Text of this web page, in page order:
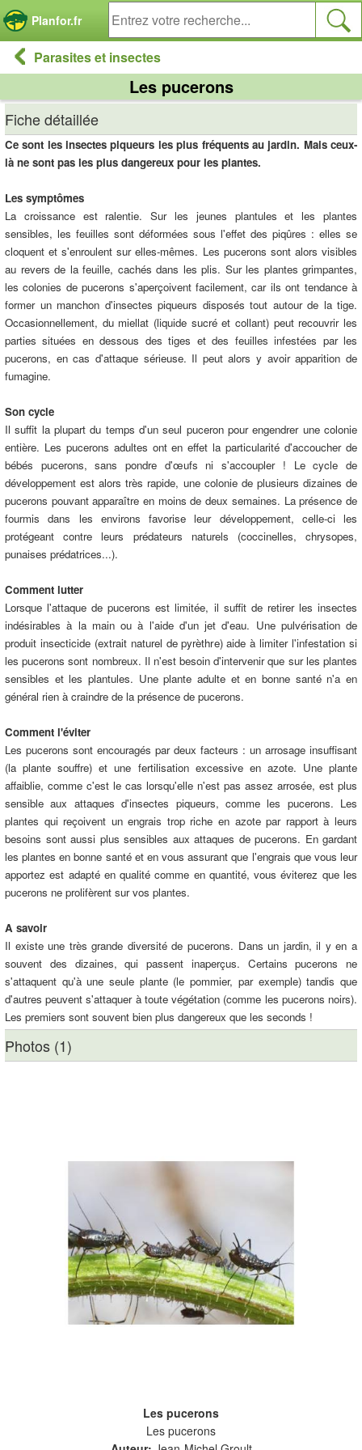
Planfor.fr
Parasites et insectes
Les pucerons
Fiche détaillée
Ce sont les insectes piqueurs les plus fréquents au jardin. Mais ceux-
là ne sont pas les plus dangereux pour les plantes.
Les symptômes
La croissance est ralentie. Sur les jeunes plantules et les plantes
sensibles, les feuilles sont déformées sous l'effet des piqûres : elles se
cloquent et s'enroulent sur elles-mêmes. Les pucerons sont alors visibles
au revers de la feuille, cachés dans les plis. Sur les plantes grimpantes,
les colonies de pucerons s'aperçoivent facilement, car ils ont tendance à
former un manchon d'insectes piqueurs disposés tout autour de la tige.
Occasionnellement, du miellat (liquide sucré et collant) peut recouvrir les
parties situées en dessous des tiges et des feuilles infestées par les
pucerons, en cas d'attaque sérieuse. Il peut alors y avoir apparition de
fumagine.
Son cycle
Il suffit la plupart du temps d'un seul puceron pour engendrer une colonie
entière. Les pucerons adultes ont en effet la particularité d'accoucher de
bébés pucerons, sans pondre d'œufs ni s'accoupler ! Le cycle de
développement est alors très rapide, une colonie de plusieurs dizaines de
pucerons pouvant apparaître en moins de deux semaines. La présence de
fourmis dans les environs favorise leur développement, celle-ci les
protégeant contre leurs prédateurs naturels (coccinelles, chrysopes,
punaises prédatrices...).
Comment lutter
Lorsque l'attaque de pucerons est limitée, il suffit de retirer les insectes
indésirables à la main ou à l'aide d'un jet d'eau. Une pulvérisation de
produit insecticide (extrait naturel de pyrèthre) aide à limiter l'infestation si
les pucerons sont nombreux. Il n'est besoin d'intervenir que sur les plantes
sensibles et les plantules. Une plante adulte et en bonne santé n'a en
général rien à craindre de la présence de pucerons.
Comment l'éviter
Les pucerons sont encouragés par deux facteurs : un arrosage insuffisant
(la plante souffre) et une fertilisation excessive en azote. Une plante
affaiblie, comme c'est le cas lorsqu'elle n'est pas assez arrosée, est plus
sensible aux attaques d'insectes piqueurs, comme les pucerons. Les
plantes qui reçoivent un engrais trop riche en azote par rapport à leurs
besoins sont aussi plus sensibles aux attaques de pucerons. En gardant
les plantes en bonne santé et en vous assurant que l'engrais que vous leur
apportez est adapté en qualité comme en quantité, vous éviterez que les
pucerons ne prolifèrent sur vos plantes.
A savoir
Il existe une très grande diversité de pucerons. Dans un jardin, il y en a
souvent des dizaines, qui passent inaperçus. Certains pucerons ne
s'attaquent qu'à une seule plante (le pommier, par exemple) tandis que
d'autres peuvent s'attaquer à toute végétation (comme les pucerons noirs).
Les premiers sont souvent bien plus dangereux que les seconds !
Photos (1)
Les pucerons
Les pucerons
Panneau de gestion des cookies